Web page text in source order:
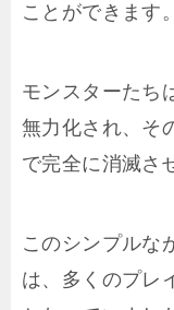
ことができます。
モンスターたち
無力化され、そ
で完全に消滅さ
このシンプルな
は、多くのプレ